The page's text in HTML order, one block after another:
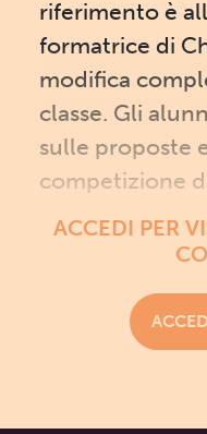
riferimento è
formatrice di
modifica
classe. Gli
sulle proposte
competizione
ACCEDI PER